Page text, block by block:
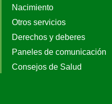
Nacimiento
Otros servicios
Derechos y deberes
Paneles de comunicación
Consejos de Salud